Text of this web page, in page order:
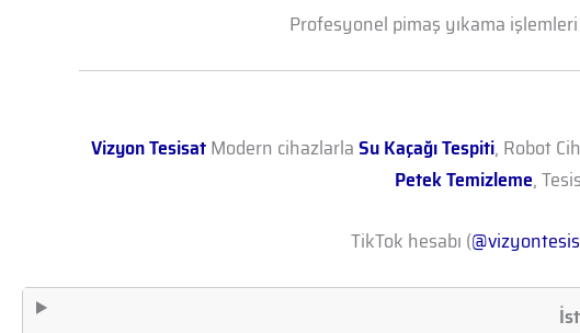
Profesyonel pimaş yıkama
Vizyon TesisatModern cihazlarlaSu Kaçağı Tespiti, Robot
Petek Temizleme,
TikTok hesabı (